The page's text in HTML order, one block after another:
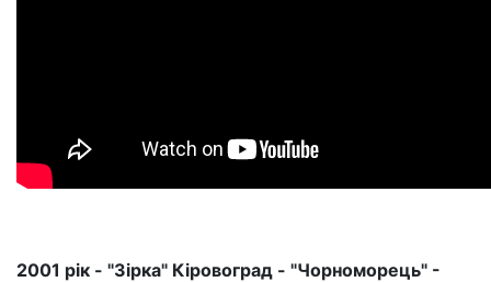
2001 рік - "Зірка" Кіровоград - "Чорноморець" -